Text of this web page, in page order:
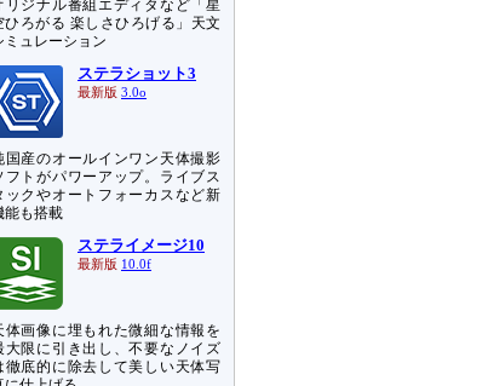
リジナル番組エディタなど「星
ひろがる 楽しさひろげる」天文
ミュレーション
ステラショット3
最新版 3.0o
国産のオールインワン天体撮影
フトがパワーアップ。ライブス
ックやオートフォーカスなど新
能も搭載
ステライメージ10
最新版 10.0f
体画像に埋もれた微細な情報を
大限に引き出し、不要なノイズ
徹底的に除去して美しい天体写